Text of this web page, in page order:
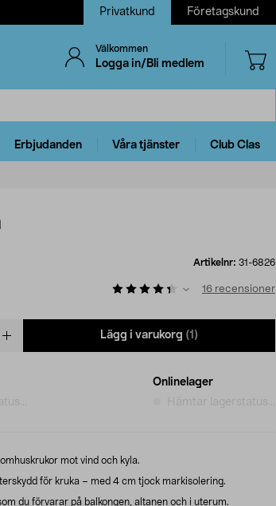
Privatkund Företagskund
Välkommen
Logga in/Bli medlem
Erbjudanden Våra tjänster Club Clas
Artikelnr: 31-6826
16 recensioner
Lägg i varukorg (1)
Onlinelager
Hämtar lagerstatus...
mot vind och kyla.
för kruka – med 4 cm tjock markisolering.
du förvarar på balkongen, altanen och i uterum.